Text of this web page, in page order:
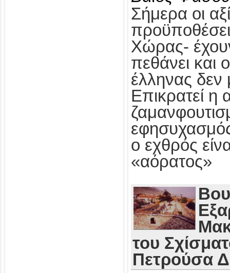
Σήμερα οι
Χώρας-
πεθάνει και
έλληνας δεν
Επικρατεί η
ο εχθρός
«αόρατος»
του
Πετρούσα